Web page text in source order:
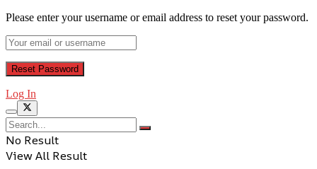
Please enter your username or email address to reset your password.
Log In
No Result
View All Result